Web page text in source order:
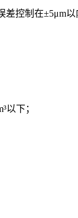
差控制在±5μm以
以下；